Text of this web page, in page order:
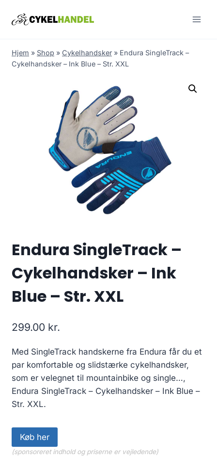
Hjem » Shop » Cykelhandsker » Endura SingleTrack –
Cykelhandsker – Ink Blue – Str. XXL
Endura SingleTrack –
Cykelhandsker – Ink
Blue – Str. XXL
299.00 kr.
Med SingleTrack handskerne fra Endura får du et
par komfortable og slidstærke cykelhandsker,
som er velegnet til mountainbike og single…,
Endura SingleTrack – Cykelhandsker – Ink Blue –
Str. XXL.
Køb her
(sponsoreret indhold og priserne er vejledende)